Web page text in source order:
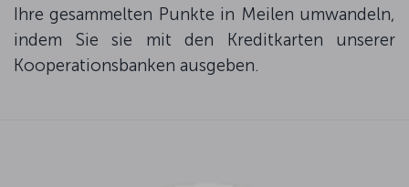
Ihre gesammelten Punkte in Meilen umwandeln,
indem Sie sie mit den Kreditkarten unserer
Kooperationsbanken ausgeben.